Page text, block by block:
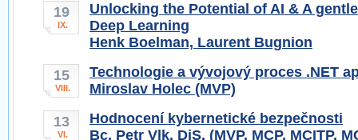
19
IX.
Unlocking the Potential of AI & A
Deep Learning
Henk Boelman, Laurent Bugnion
15
VIII.
Technologie a vývojový proces .NET
Miroslav Holec (MVP)
13
VI.
Hodnocení kybernetické bezpečnosti
Bc. Petr Vlk, DiS. (MVP, MCP, MCITP,